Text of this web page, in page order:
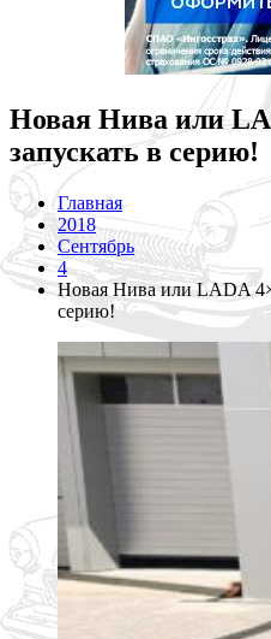
Новая Нива или
запускать в серию!
Главная
2018
Сентябрь
4
Новая Нива или LADA
серию!